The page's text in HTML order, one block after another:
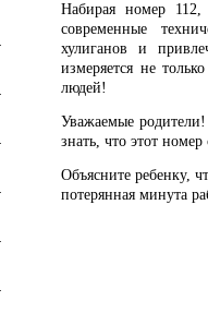
Набирая номер
современные
хулиганов и
измеряется не
людей!
Уважаемые
знать, что этот
Объясните ребенку,
потерянная минута